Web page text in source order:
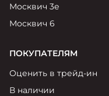
Москвич 3е
Москвич 6
ПОКУПАТЕЛЯМ
Оценить в трейд-ин
В наличии